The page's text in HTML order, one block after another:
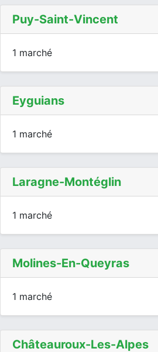
Puy-Saint-Vincent
1 marché
Eyguians
1 marché
Laragne-Montéglin
1 marché
Molines-En-Queyras
1 marché
Châteauroux-Les-Alpes